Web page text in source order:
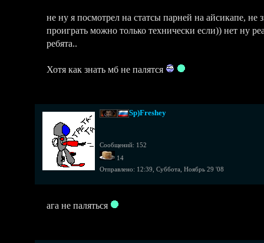
не ну я посмотрел на статсы парней на айсикапе, не
проиграть можно только технически если)) нет ну
ребята..
Хотя как знать мб не палятся
Sp)Freshey
Сообщений: 152
14
Отправлено: 12:39, Суббота, Ноябрь 29 '08
ага не паляться